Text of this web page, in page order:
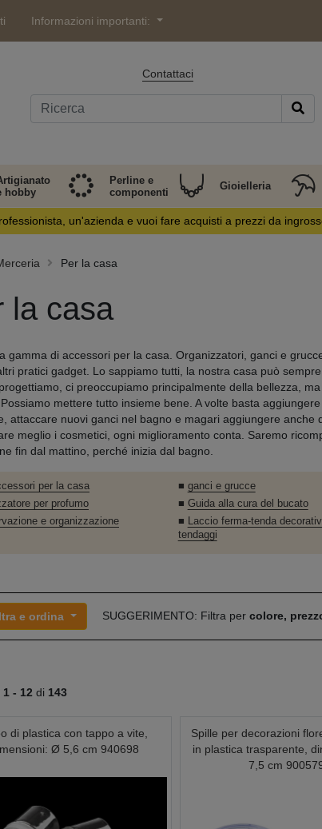
Informazioni importanti:
Contattaci
hobby
Perline e
componenti
Gioielleria
un'azienda e vuoi fare acquisti a prezzi da
Per la casa
la casa
gamma di accessori per la casa. Organizzatori, ganci e
pratici gadget. Lo sappiamo tutti, la nostra casa può
ci preoccupiamo principalmente della bellezza,
mettere tutto insieme bene. A volte basta
attaccare nuovi ganci nel bagno e magari aggiungere anche
meglio i cosmetici, ogni miglioramento conta. Saremo
fin dal mattino, perché inizia dal bagno.
per la casa
per profumo
e organizzazione
■ ganci e grucce
■ Guida alla cura del bucato
■ Laccio ferma-tenda
tendaggi
e ordina SUGGERIMENTO: Filtra per colore,
1 - 12 di 143
di plastica con tappo a vite,
Ø 5,6 cm 940698
Spille per decorazioni
in plastica trasparente,
7,5 cm